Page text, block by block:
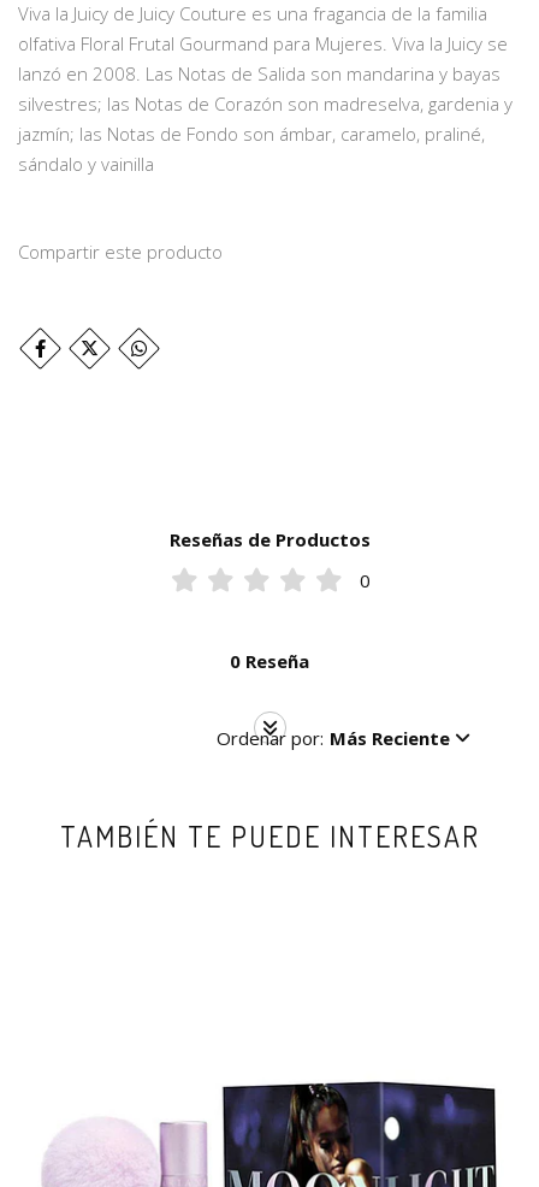
Viva la Juicy de Juicy Couture es una fragancia de la familia
olfativa Floral Frutal Gourmand para Mujeres. Viva la Juicy se
lanzó en 2008. Las Notas de Salida son mandarina y bayas
silvestres; las Notas de Corazón son madreselva, gardenia y
jazmín; las Notas de Fondo son ámbar, caramelo, praliné,
sándalo y vainilla
Compartir este producto
Reseñas de Productos
0
0 Reseña
Ordenar por: Más Reciente
TAMBIÉN TE PUEDE INTERESAR